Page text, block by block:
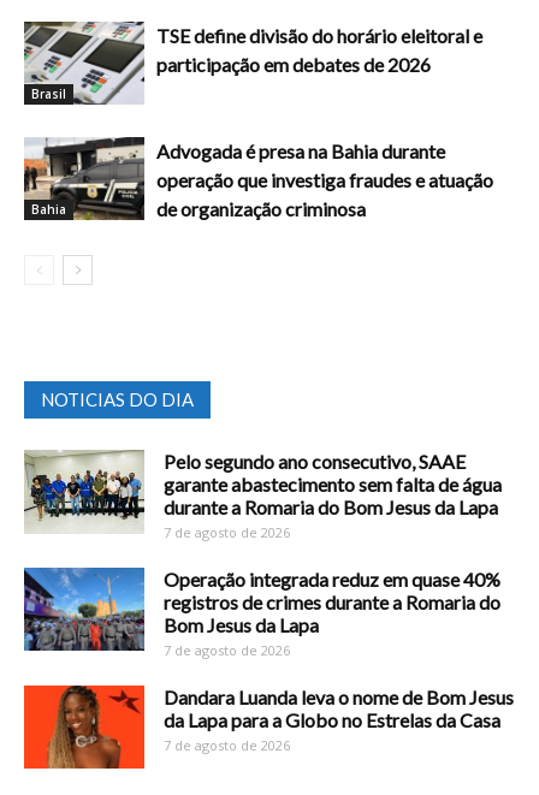
Brasil
TSE define divisão do horário eleitoral e
participação em debates de 2026
Bahia
Advogada é presa na Bahia durante
operação que investiga fraudes e atuação
de organização criminosa
NOTICIAS DO DIA
Pelo segundo ano consecutivo, SAAE
garante abastecimento sem falta de água
durante a Romaria do Bom Jesus da Lapa
7 de agosto de 2026
Operação integrada reduz em quase 40%
registros de crimes durante a Romaria do
Bom Jesus da Lapa
7 de agosto de 2026
Dandara Luanda leva o nome de Bom Jesus
da Lapa para a Globo no Estrelas da Casa
7 de agosto de 2026